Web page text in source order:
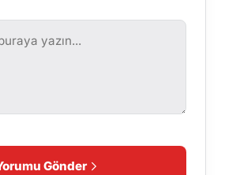
Gönder